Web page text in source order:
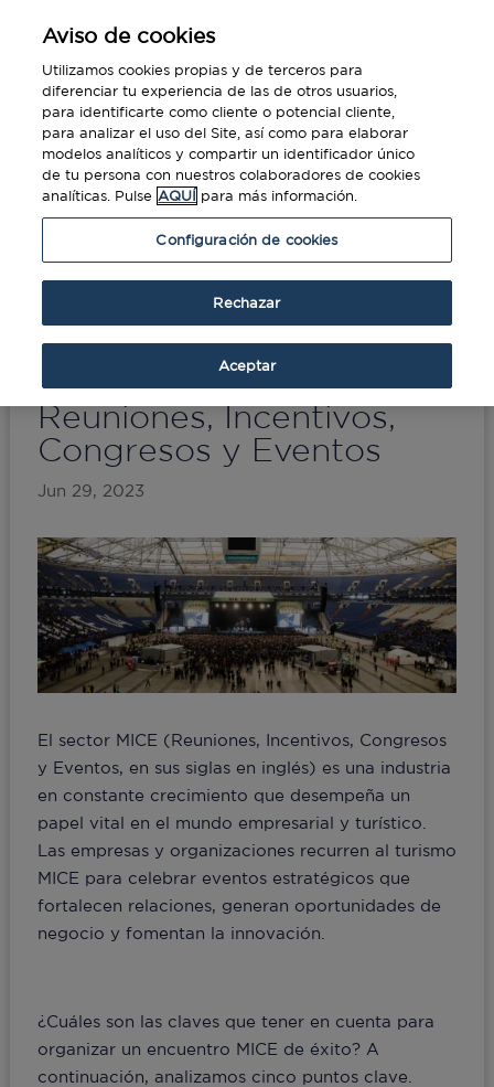
Portada»El Sector MICE y las claves del
Turismo de Reuniones, Incentivos, Congresos y
El Sector MICE y las
claves del Turismo de
Reuniones, Incentivos,
Congresos y Eventos
Jun 29, 2023
El sector MICE (Reuniones, Incentivos, Congresos
y Eventos, en sus siglas en inglés) es una industria
en constante crecimiento que desempeña un
papel vital en el mundo empresarial y turístico.
Las empresas y organizaciones recurren al turismo
MICE para celebrar eventos estratégicos que
fortalecen relaciones, generan oportunidades de
negocio y fomentan la innovación.
¿Cuáles son las claves que tener en cuenta para
organizar un encuentro MICE de éxito? A
continuación, analizamos cinco puntos clave.
Aviso de cookies
Utilizamos cookies propias y de terceros para
diferenciar tu experiencia de las de otros usuarios,
para identificarte como cliente o potencial cliente,
para analizar el uso del Site, así como para elaborar
modelos analíticos y compartir un identificador único
de tu persona con nuestros colaboradores de cookies
analíticas. Pulse AQUÍ para más información.
Configuración de cookies
Rechazar
Aceptar